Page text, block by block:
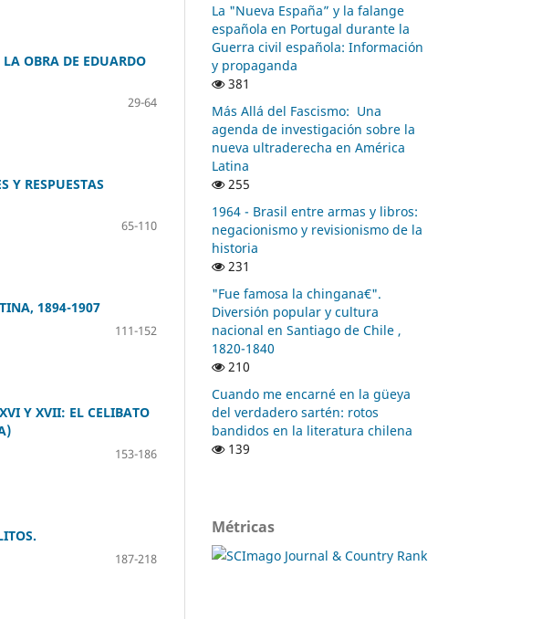
OBRA DE EDUARDO
29-64
Y RESPUESTAS
65-110
1894-1907
111-152
Y XVII: EL CELIBATO
153-186
187-218
La "Nueva España” y la falange
española en Portugal durante la
Guerra civil española: Información
y propaganda
381
Más Allá del Fascismo: Una
agenda de investigación sobre la
nueva ultraderecha en América
Latina
255
1964 - Brasil entre armas y libros:
negacionismo y revisionismo de la
historia
231
"Fue famosa la chingana€".
Diversión popular y cultura
nacional en Santiago de Chile ,
1820-1840
210
Cuando me encarné en la güeya
del verdadero sartén: rotos
bandidos en la literatura chilena
139
Métricas